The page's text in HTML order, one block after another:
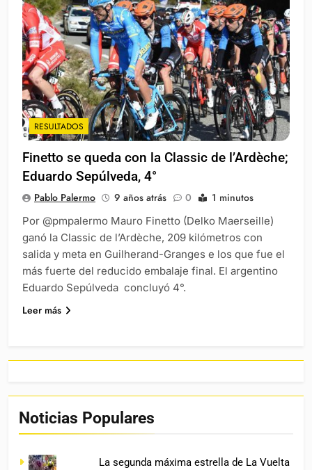
RESULTADOS
Finetto se queda con la Classic de l’Ardèche;
Eduardo Sepúlveda, 4°
Pablo Palermo 9 años atrás 0 1 minutos
Por @pmpalermo Mauro Finetto (Delko Maerseille)
ganó la Classic de l’Ardèche, 209 kilómetros con
salida y meta en Guilherand-Granges e los que fue el
más fuerte del reducido embalaje final. El argentino
Eduardo Sepúlveda concluyó 4°.
Leer más
Noticias Populares
La segunda máxima estrella de La Vuelta